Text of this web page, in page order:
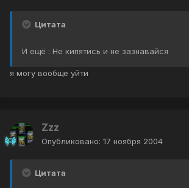
Цитата
И ещё : Не кипятись и не зазнавайся
я могу вообще уйти
Zzz
Опубликовано: 17 ноября 2004
Цитата